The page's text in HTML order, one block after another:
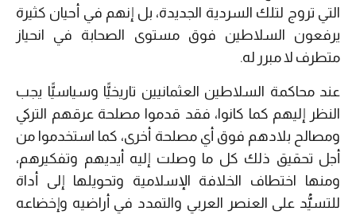
التي تروج لتلك السردية الجديدة، بل إنهم في أحيان كثيرة
يرفعون السلاطين فوق مستوى الصحابة في انحياز
متطرف لا مبرر له.
عند محاكمة السلاطين العثمانيين تاريخيًّا وسياسيًّا يجب
النظر إليهم كما كانوا، فقد قدموا مصلحة عرقهم التركي
ومصالح بلادهم فوق أي مصلحة أخرى، كما استخدموا من
أجل تحقيق ذلك كل ما وصلت إليه أيديهم وتفكيرهم،
ومنها اختطاف الخلافة الإسلامية وتحويلها إلى أداة
للتسيُّد على العنصر العربي والتمدد في أراضيه وإخضاعه